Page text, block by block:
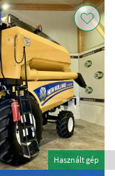
Használt gép